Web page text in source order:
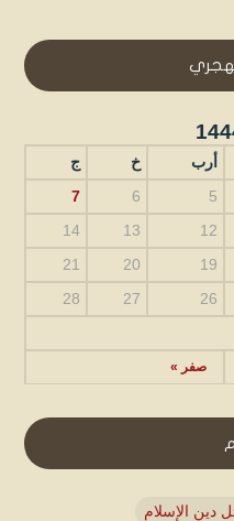
أرب خ ج
صفر »
5
6
7
12
13
14
19
20
21
26
27
28
دين الإسلام